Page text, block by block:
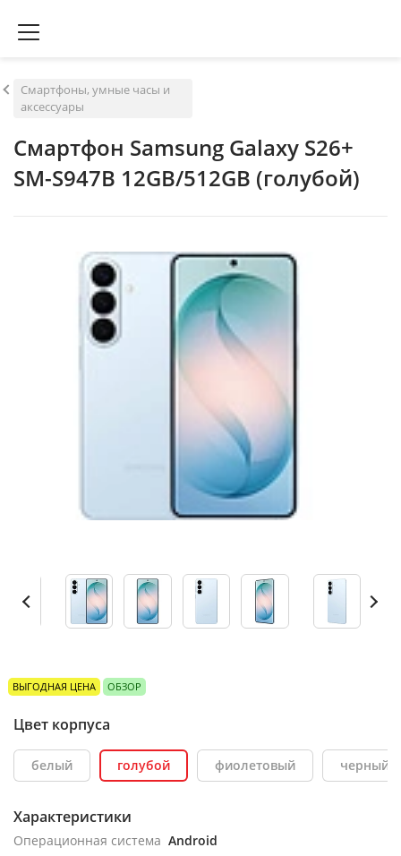
Смартфоны, умные часы и
аксессуары
Смартфон Samsung Galaxy S26+
SM-S947B 12GB/512GB (голубой)
ВЫГОДНАЯ ЦЕНА ОБЗОР
Цвет корпуса
белый голубой фиолетовый черный
Характеристики
Операционная система Android